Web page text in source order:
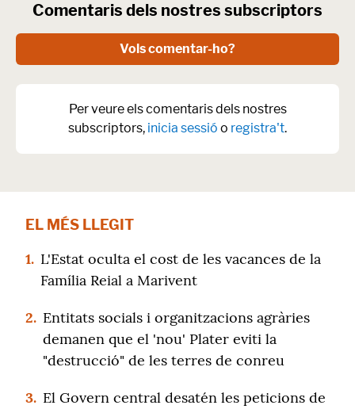
Comentaris dels nostres subscriptors
Vols comentar-ho?
Per veure els comentaris dels nostres
subscriptors, inicia sessió o registra't.
EL MÉS LLEGIT
1. L'Estat oculta el cost de les vacances de la
Família Reial a Marivent
2. Entitats socials i organitzacions agràries
demanen que el 'nou' Plater eviti la
"destrucció" de les terres de conreu
3. El Govern central desatén les peticions de